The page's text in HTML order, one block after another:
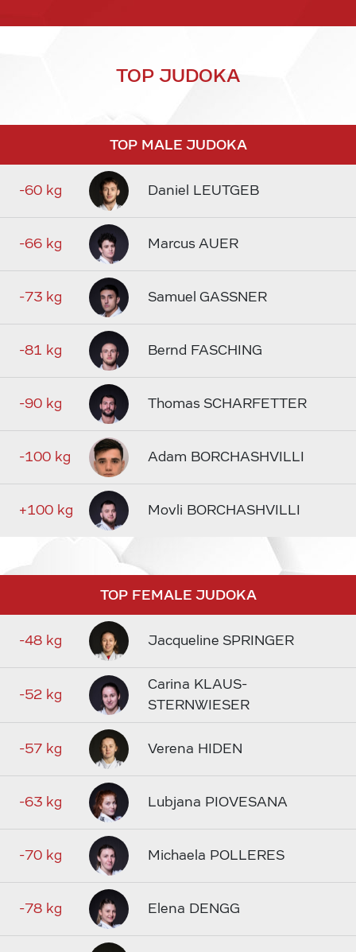
TOP JUDOKA
TOP MALE JUDOKA
-60 kg Daniel LEUTGEB
-66 kg Marcus AUER
-73 kg Samuel GASSNER
-81 kg Bernd FASCHING
-90 kg Thomas SCHARFETTER
-100 kg Adam BORCHASHVILLI
+100 kg Movli BORCHASHVILLI
TOP FEMALE JUDOKA
-48 kg Jacqueline SPRINGER
-52 kg
Carina KLAUS-
STERNWIESER
-57 kg Verena HIDEN
-63 kg Lubjana PIOVESANA
-70 kg Michaela POLLERES
-78 kg Elena DENGG